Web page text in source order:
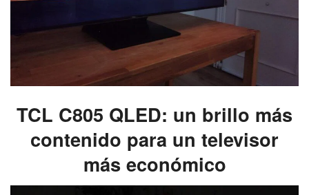
TCL C805 QLED: un brillo más
contenido para un televisor
más económico